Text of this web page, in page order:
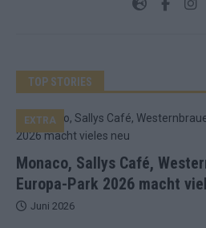
TOP STORIES
Monaco, Sallys Café,
Europa-Park 2026 macht
EXTRA
Juni 2026